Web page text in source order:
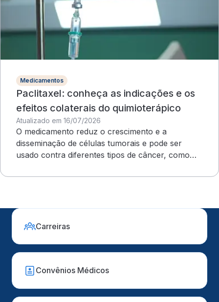
Medicamentos
Paclitaxel: conheça as indicações e os
efeitos colaterais do quimioterápico
Atualizado em 16/07/2026
O medicamento reduz o crescimento e a
disseminação de células tumorais e pode ser
usado contra diferentes tipos de câncer, como
Carreiras
Convênios Médicos